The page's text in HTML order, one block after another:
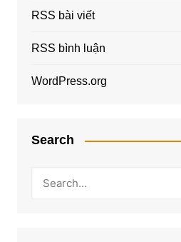
RSS bài viết
RSS bình luận
WordPress.org
Search